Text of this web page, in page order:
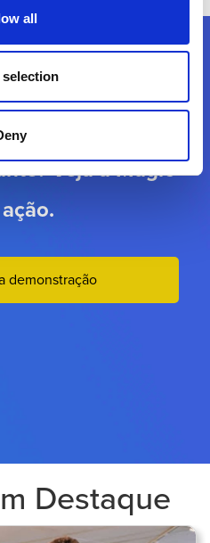
all
Veja a Magic
demonstração
Destaque